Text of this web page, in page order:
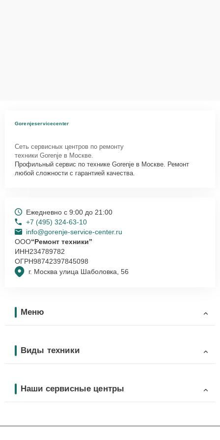
Gorenjeservicecenter
Сеть сервисных центров по ремонту
техники Gorenje в Москве.
Профильный сервис по технике Gorenje в Москве. Ремонт
любой сложности с гарантией качества.
г. Москва улица Шаболовка, 56
Ежедневно с 9:00 до 21:00
+7 (495) 324-63-10
info@gorenje-service-center.ru
ООО“Ремонт техники”
ИНН234789782
ОГРН98742397845098
Меню
Виды техники
Наши сервисные центры